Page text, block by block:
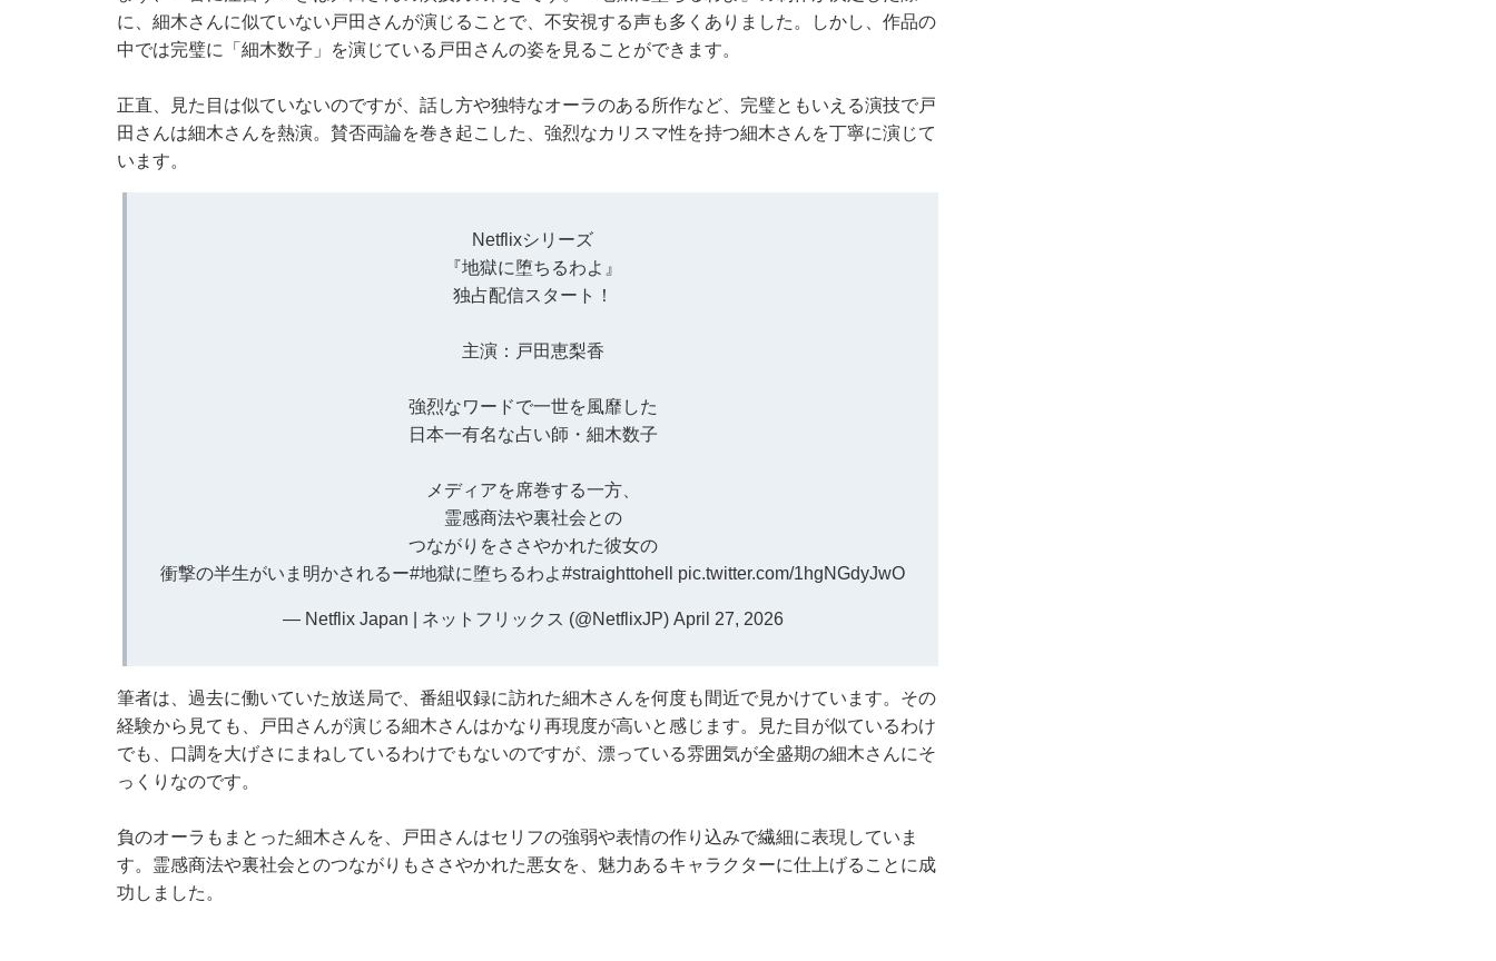
に、細木さんに似ていない戸田さんが演じることで、不安視する声も多くありました。しかし、作品の
中では完璧に「細木数子」を演じている戸田さんの姿を見ることができます。
正直、見た目は似ていないのですが、話し方や独特なオーラのある所作など、完璧ともいえる演技で戸
田さんは細木さんを熱演。賛否両論を巻き起こした、強烈なカリスマ性を持つ細木さんを丁寧に演じて
います。
Netflixシリーズ
『地獄に堕ちるわよ』
独占配信スタート！
主演：戸田恵梨香
強烈なワードで一世を風靡した
日本一有名な占い師・細木数子
メディアを席巻する一方、
霊感商法や裏社会との
つながりをささやかれた彼女の
衝撃の半生がいま明かされるー#地獄に堕ちるわよ#straighttohell pic.twitter.com/1hgNGdyJwO
— Netflix Japan | ネットフリックス (@NetflixJP) April 27, 2026
筆者は、過去に働いていた放送局で、番組収録に訪れた細木さんを何度も間近で見かけています。その
経験から見ても、戸田さんが演じる細木さんはかなり再現度が高いと感じます。見た目が似ているわけ
でも、口調を大げさにまねしているわけでもないのですが、漂っている雰囲気が全盛期の細木さんにそ
っくりなのです。
負のオーラもまとった細木さんを、戸田さんはセリフの強弱や表情の作り込みで繊細に表現していま
す。霊感商法や裏社会とのつながりもささやかれた悪女を、魅力あるキャラクターに仕上げることに成
功しました。